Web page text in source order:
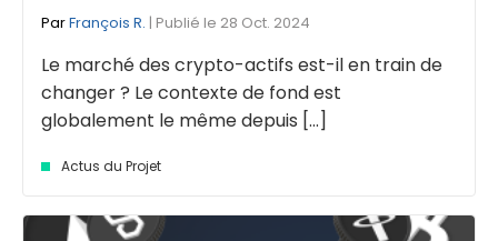
ParFrançois R. | Publié le 28 Oct. 2024
Le marché des crypto-actifs est-il en train de
changer ? Le contexte de fond est
globalement le même depuis [...]
Actus du Projet